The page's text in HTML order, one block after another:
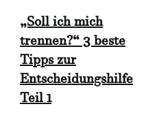
„Soll ich mich
trennen?“ 3 beste
Tipps zur
Entscheidungshilfe
Teil 1